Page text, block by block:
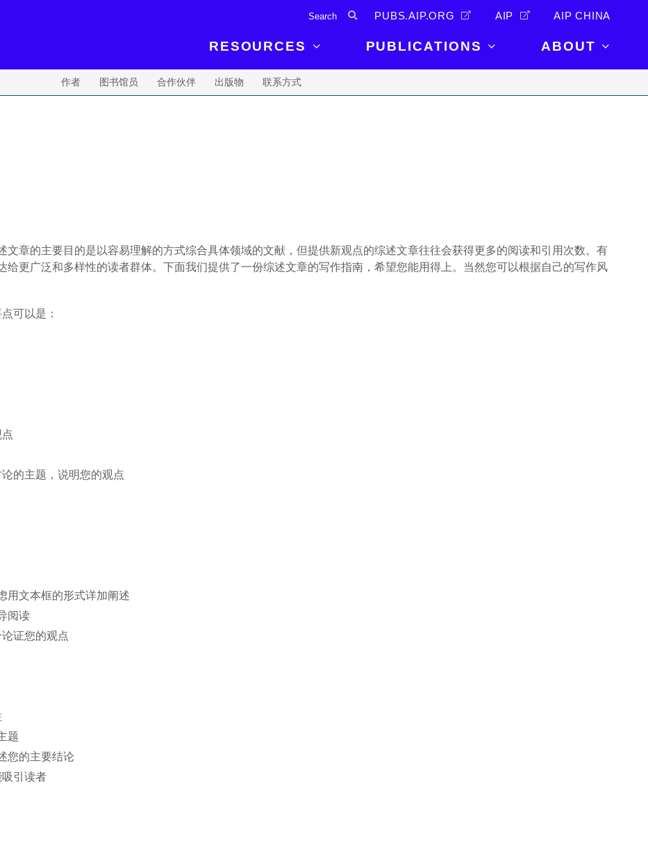
PUBS.AIP.ORG AIP AIP CHINA
RESOURCES
BREAKTHROUGH RESOURCES
PUBLICATIONS
LATEST CONTENT PUBLICATIONS
ABOUT
作者 图书馆员 合作伙伴 出版物 联系方式
章的主要目的是以容易理解的方式综合具体领域的文献，但提供新观点的综述文章往往会获得更多的阅读和引用次数。有
更广泛和多样性的读者群体。下面我们提供了一份综述文章的写作指南，希望您能用得上。当然您可以根据自己的写作风
可以是：
的主题，说明您的观点
用文本框的形式详加阐述
阅读
证您的观点
题
您的主要结论
引读者